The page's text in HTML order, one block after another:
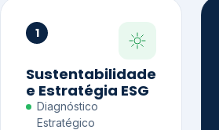
1
Sustentabilidade
e Estratégia ESG
Diagnóstico
Estratégico